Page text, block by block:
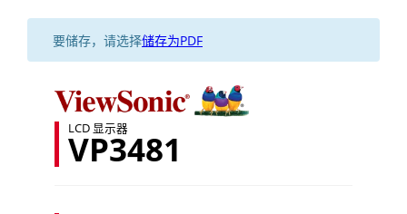
要储存，请选择储存为PDF
LCD 显示器
VP3481